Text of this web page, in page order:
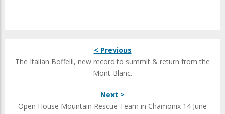
< Previous
The Italian Boffelli, new record to summit & return from the
Mont Blanc.
Next >
Open House Mountain Rescue Team in Chamonix 14 June